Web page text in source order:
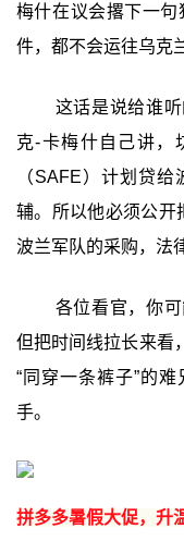
梅什在议会撂下一句
件，都不会运往乌克
这话是说给谁
克-卡梅什自己讲，
（SAFE）计划贷
辅。所以他必须公
波兰军队的采购，法
各位看官，你
但把时间线拉长来看
“同穿一条裤子”的
手。
拼多多暑假大促，升